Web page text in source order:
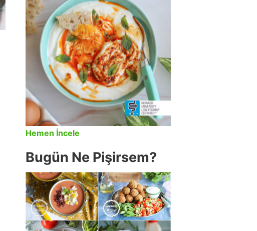
Hemen İncele
Bugün Ne Pişirsem?